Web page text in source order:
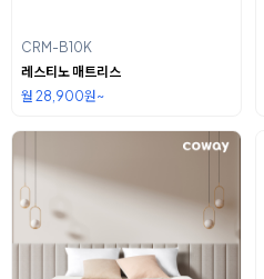
CRM-B10K
레스티노 매트리스
월 28,900원~